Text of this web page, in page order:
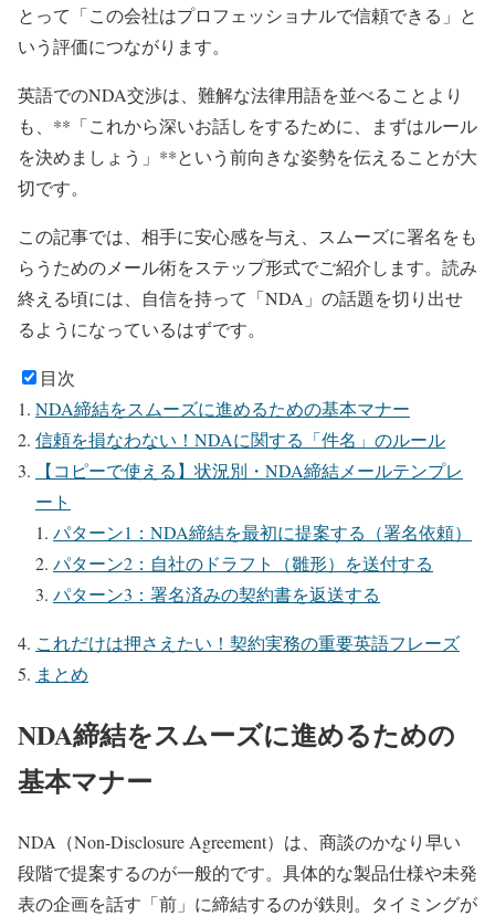
とって「この会社はプロフェッショナルで信頼できる」と
いう評価につながります。
英語でのNDA交渉は、難解な法律用語を並べることより
も、**「これから深いお話しをするために、まずはルール
を決めましょう」**という前向きな姿勢を伝えることが大
切です。
この記事では、相手に安心感を与え、スムーズに署名をも
らうためのメール術をステップ形式でご紹介します。読み
終える頃には、自信を持って「NDA」の話題を切り出せ
るようになっているはずです。
目次
NDA締結をスムーズに進めるための基本マナー
信頼を損なわない！NDAに関する「件名」のルール
【コピーで使える】状況別・NDA締結メールテンプレ
ート
パターン1：NDA締結を最初に提案する（署名依頼）
パターン2：自社のドラフト（雛形）を送付する
パターン3：署名済みの契約書を返送する
これだけは押さえたい！契約実務の重要英語フレーズ
まとめ
NDA締結をスムーズに進めるための
基本マナー
NDA（Non-Disclosure Agreement）は、商談のかなり早い
段階で提案するのが一般的です。具体的な製品仕様や未発
表の企画を話す「前」に締結するのが鉄則。タイミングが